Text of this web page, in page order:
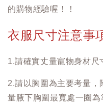
的購物經驗喔！！
衣服尺寸注意事
1.請確實丈量寵物身材尺
2.請以胸圍為主要考量，
量腋下胸圍最寬處一圈為